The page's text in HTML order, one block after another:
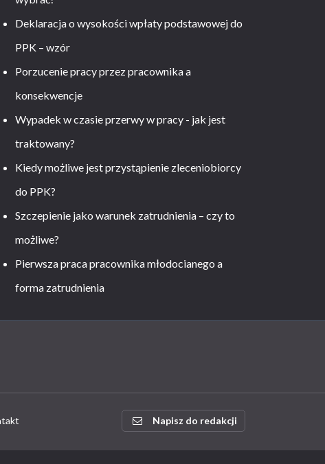
Deklaracja o wysokości wpłaty podstawowej do
PPK – wzór
Porzucenie pracy przez pracownika a
konsekwencje
Wypadek w czasie przerwy w pracy - jak jest
traktowany?
Kiedy możliwe jest przystąpienie zleceniobiorcy
do PPK?
Szczepienie jako warunek zatrudnienia – czy to
możliwe?
Pierwsza praca pracownika młodocianego a
forma zatrudnienia
Napisz do redakcji